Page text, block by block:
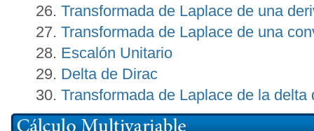
Transformada de Laplace de una
Transformada de Laplace de una
Escalón Unitario
Delta de Dirac
Transformada de Laplace de la delta